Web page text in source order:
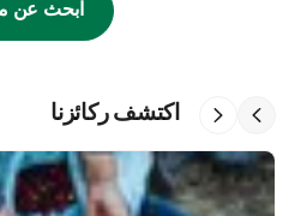
ابحث عن
اكتشف ركائزنا